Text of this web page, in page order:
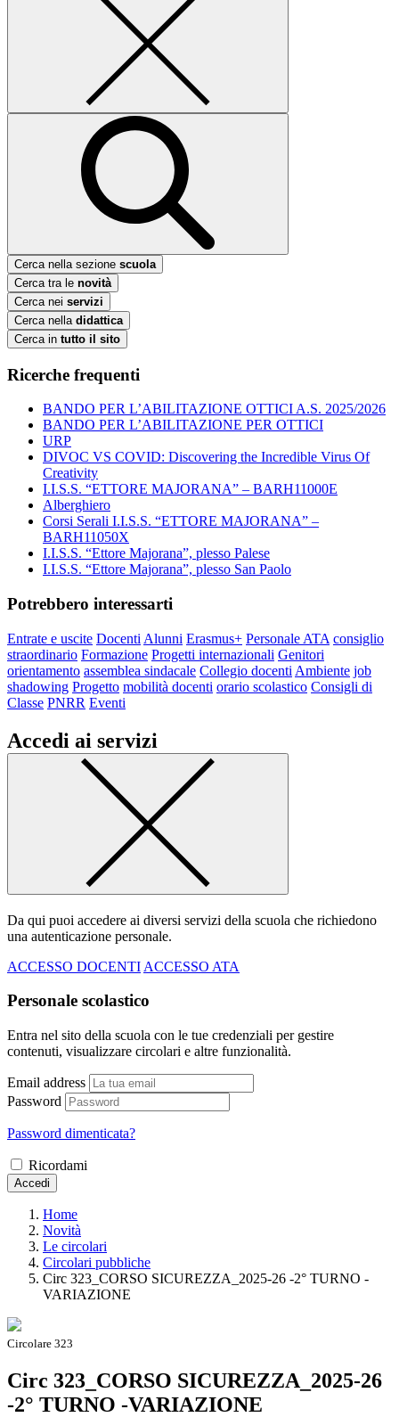
Cerca nella sezione scuola
Cerca tra le novità
Cerca nei servizi
Cerca nella didattica
Cerca in tutto il sito
Ricerche frequenti
BANDO PER L’ABILITAZIONE OTTICI A.S. 2025/2026
BANDO PER L’ABILITAZIONE PER OTTICI
URP
DIVOC VS COVID: Discovering the Incredible Virus Of
Creativity
I.I.S.S. “ETTORE MAJORANA” – BARH11000E
Alberghiero
Corsi Serali I.I.S.S. “ETTORE MAJORANA” –
BARH11050X
I.I.S.S. “Ettore Majorana”, plesso Palese
I.I.S.S. “Ettore Majorana”, plesso San Paolo
Potrebbero interessarti
Entrate e uscite Docenti Alunni Erasmus+ Personale ATA consiglio
straordinario Formazione Progetti internazionali Genitori
orientamento assemblea sindacale Collegio docenti Ambiente job
shadowing Progetto mobilità docenti orario scolastico Consigli di
Classe PNRR Eventi
Accedi ai servizi
Da qui puoi accedere ai diversi servizi della scuola che richiedono
una autenticazione personale.
ACCESSO DOCENTI ACCESSO ATA
Personale scolastico
Entra nel sito della scuola con le tue credenziali per gestire
contenuti, visualizzare circolari e altre funzionalità.
Email address
Password
Password dimenticata?
Ricordami
Accedi
Home
Novità
Le circolari
Circolari pubbliche
Circ 323_CORSO SICUREZZA_2025-26 -2° TURNO -
VARIAZIONE
Circolare 323
Circ 323_CORSO SICUREZZA_2025-26
-2° TURNO -VARIAZIONE